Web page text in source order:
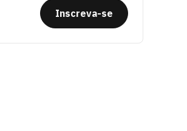
Inscreva-se